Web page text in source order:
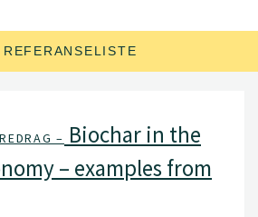
– Biochar in the
– examples from